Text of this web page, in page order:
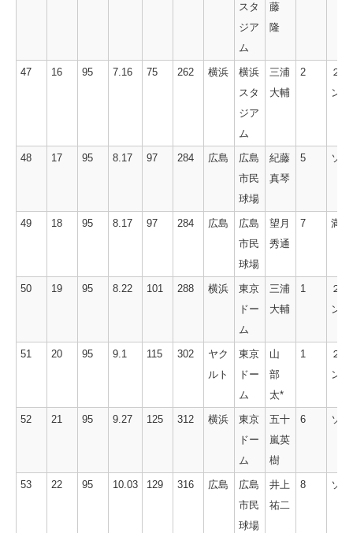
スタ
ジア
ム
藤
隆
47 16 95 7.16 75 262 横浜
横浜
スタ
ジア
ム
三浦
大輔
2
２ラ
ン
48 17 95 8.17 97 284 広島
広島
市民
球場
紀藤
真琴
5 ソロ
49 18 95 8.17 97 284 広島
広島
市民
球場
望月
秀通
7 満塁
50 19 95 8.22 101 288 横浜
東京
ドー
ム
三浦
大輔
1
２ラ
ン
51 20 95 9.1 115 302
ヤク
ルト
東京
ドー
ム
山
部
太*
1
２ラ
ン
52 21 95 9.27 125 312 横浜
東京
ドー
ム
五十
嵐英
樹
6 ソロ
53 22 95 10.03 129 316 広島
広島
市民
球場
井上
祐二
8 ソロ